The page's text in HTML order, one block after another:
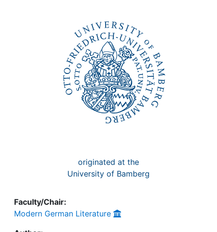
originated at the
University of Bamberg
Faculty/Chair:
Modern German Literature